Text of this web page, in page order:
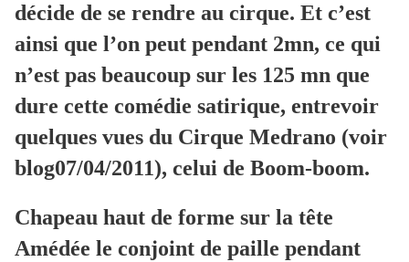
décide de se rendre au cirque. Et c’est
ainsi que l’on peut pendant 2mn, ce qui
n’est pas beaucoup sur les 125 mn que
dure cette comédie satirique, entrevoir
quelques vues du Cirque Medrano (voir
blog07/04/2011), celui de Boom-boom.
Chapeau haut de forme sur la tête
Amédée le conjoint de paille pendant